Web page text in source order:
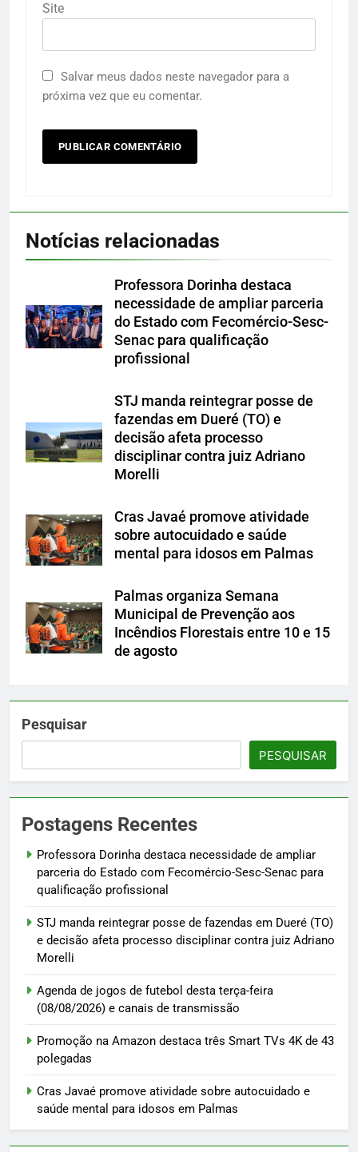
Site
Salvar meus dados neste navegador para a
próxima vez que eu comentar.
Notícias relacionadas
Professora Dorinha destaca
necessidade de ampliar parceria
do Estado com Fecomércio-Sesc-
Senac para qualificação
profissional
STJ manda reintegrar posse de
fazendas em Dueré (TO) e
decisão afeta processo
disciplinar contra juiz Adriano
Morelli
Cras Javaé promove atividade
sobre autocuidado e saúde
mental para idosos em Palmas
Palmas organiza Semana
Municipal de Prevenção aos
Incêndios Florestais entre 10 e 15
de agosto
Pesquisar
PESQUISAR
Postagens Recentes
Professora Dorinha destaca necessidade de ampliar
parceria do Estado com Fecomércio-Sesc-Senac para
qualificação profissional
STJ manda reintegrar posse de fazendas em Dueré (TO)
e decisão afeta processo disciplinar contra juiz Adriano
Morelli
Agenda de jogos de futebol desta terça-feira
(08/08/2026) e canais de transmissão
Promoção na Amazon destaca três Smart TVs 4K de 43
polegadas
Cras Javaé promove atividade sobre autocuidado e
saúde mental para idosos em Palmas